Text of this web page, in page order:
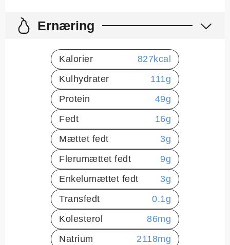
Ernæring
Kalorier 827kcal
Kulhydrater
111g
Protein
49g
Fedt
16g
Mættet fedt
3g
Flerumættet fedt
9g
Enkelumættet fedt
3g
Transfedt
0.1g
Kolesterol
86mg
Natrium
2118mg